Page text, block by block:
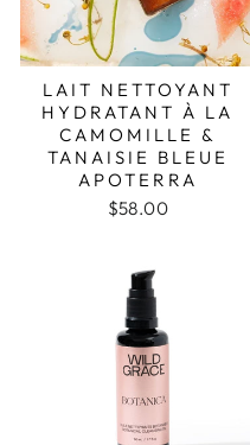
LAIT NETTOYANT
HYDRATANT À LA
CAMOMILLE &
TANAISIE BLEUE
APOTERRA
$58.00